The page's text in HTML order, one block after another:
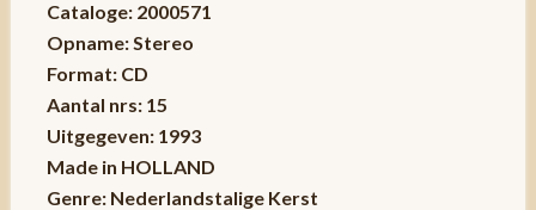
Cataloge: 2000571
Opname: Stereo
Format: CD
Aantal nrs: 15
Uitgegeven: 1993
Made in HOLLAND
Genre: Nederlandstalige Kerst